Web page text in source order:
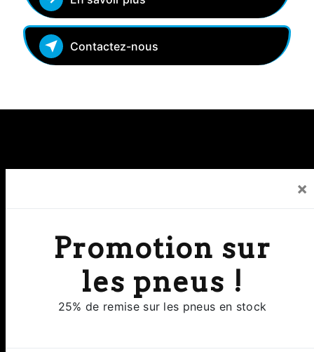
×
Promotion sur
les pneus !
25% de remise sur les pneus en stock
Contactez-nous
Adresse
Perigueux